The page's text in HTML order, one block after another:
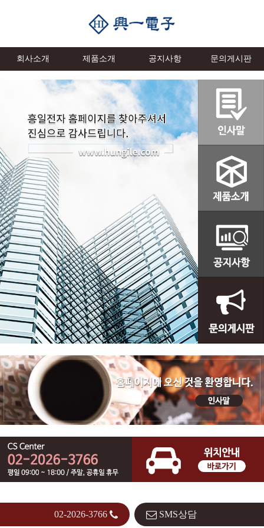
회사소개 제품소개 공지사항 문의게시판
02-2026-3766 SMS상담